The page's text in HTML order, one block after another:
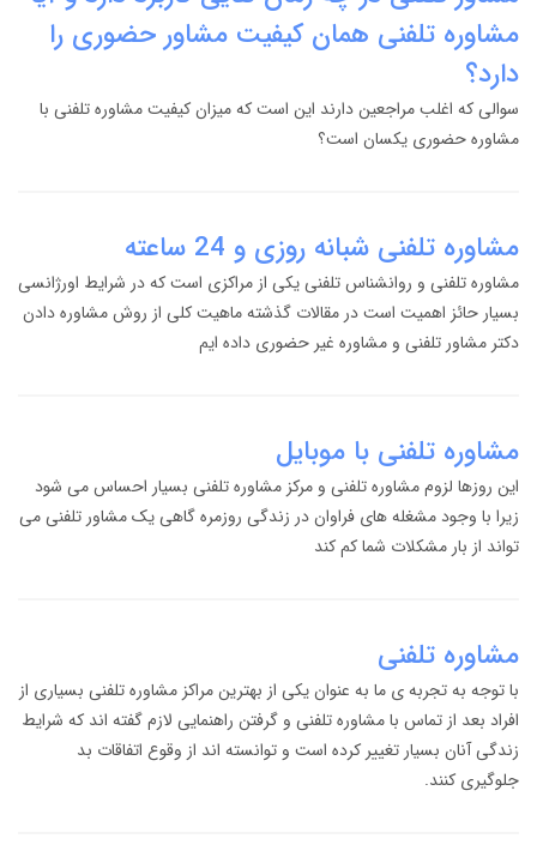
مشاوره تلفنی همان کیفیت مشاور حضوری را
دارد؟
سوالی که اغلب مراجعین دارند این است که میزان کیفیت مشاوره تلفنی با
مشاوره حضوری یکسان است؟
مشاوره تلفنی شبانه روزی و 24 ساعته
مشاوره تلفنی و روانشناس تلفنی یکی از مراکزی است که در شرایط اورژانسی
بسیار حائز اهمیت است در مقالات گذشته ماهیت کلی از روش مشاوره دادن
دکتر مشاور تلفنی و مشاوره غیر حضوری داده ایم
مشاوره تلفنی با موبایل
این روزها لزوم مشاوره تلفنی و مرکز مشاوره تلفنی بسیار احساس می شود
زیرا با وجود مشغله های فراوان در زندگی روزمره گاهی یک مشاور تلفنی می
تواند از بار مشکلات شما کم کند
مشاوره تلفنی
با توجه به تجربه ی ما به عنوان یکی از بهترین مراکز مشاوره تلفنی بسیاری از
افراد بعد از تماس با مشاوره تلفنی و گرفتن راهنمایی لازم گفته اند که شرایط
زندگی آنان بسیار تغییر کرده است و توانسته اند از وقوع اتفاقات بد
جلوگیری کنند.